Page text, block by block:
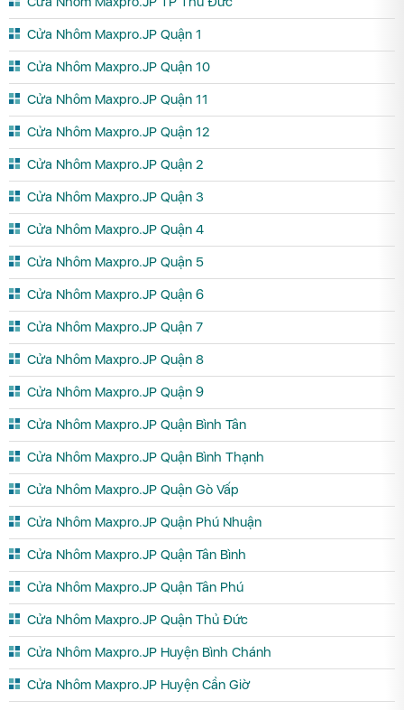
Cửa Nhôm Maxpro.JP Quận 1
Cửa Nhôm Maxpro.JP Quận 10
Cửa Nhôm Maxpro.JP Quận 11
Cửa Nhôm Maxpro.JP Quận 12
Cửa Nhôm Maxpro.JP Quận 2
Cửa Nhôm Maxpro.JP Quận 3
Cửa Nhôm Maxpro.JP Quận 4
Cửa Nhôm Maxpro.JP Quận 5
Cửa Nhôm Maxpro.JP Quận 6
Cửa Nhôm Maxpro.JP Quận 7
Cửa Nhôm Maxpro.JP Quận 8
Cửa Nhôm Maxpro.JP Quận 9
Cửa Nhôm Maxpro.JP Quận Bình Tân
Cửa Nhôm Maxpro.JP Quận Bình Thạnh
Cửa Nhôm Maxpro.JP Quận Gò Vấp
Cửa Nhôm Maxpro.JP Quận Phú Nhuận
Cửa Nhôm Maxpro.JP Quận Tân Bình
Cửa Nhôm Maxpro.JP Quận Tân Phú
Cửa Nhôm Maxpro.JP Quận Thủ Đức
Cửa Nhôm Maxpro.JP Huyện Bình Chánh
Cửa Nhôm Maxpro.JP Huyện Cần Giờ